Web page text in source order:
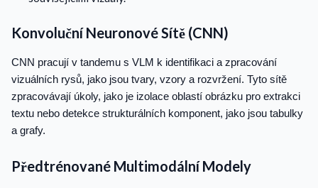
Konvoluční Neuronové Sítě (CNN)
CNN pracují v tandemu s VLM k identifikaci a zpracování
vizuálních rysů, jako jsou tvary, vzory a rozvržení. Tyto sítě
zpracovávají úkoly, jako je izolace oblastí obrázku pro extrakci
textu nebo detekce strukturálních komponent, jako jsou tabulky
a grafy.
Předtrénované Multimodální Modely